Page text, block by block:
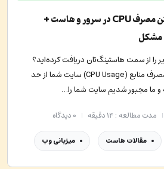
دلایل بالا رفتن مصرف CPU در سرور و هاست +
مشکل
زیر را از سمت هاستینگ‌تان دریافت کرده‌اید؟
«کاربر گرامی، مصرف منابع (CPU Usage) سایت شما از حد
و ما مجبور شدیم سایت شما را…
مدت مطالعه : ۱۴ دقیقه ۰دیدگاه
مقالات هاست میزبانی وب